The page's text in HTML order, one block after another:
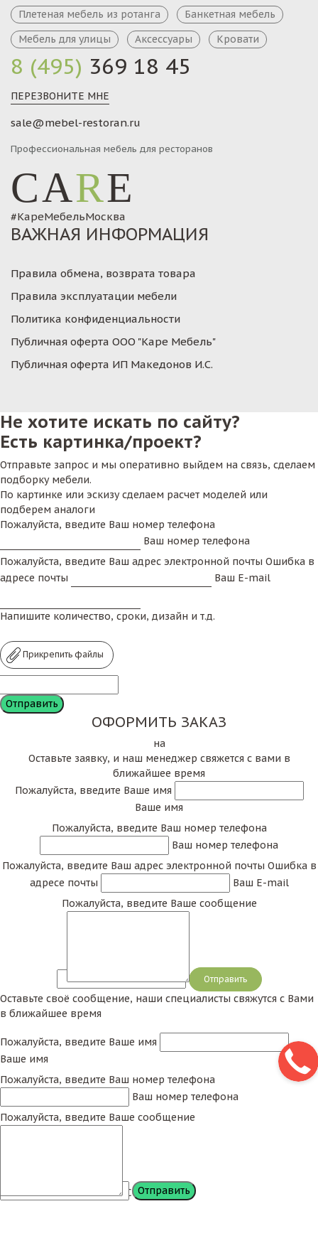
8 (495) 369 18 45
ПЕРЕЗВОНИТЕ МНЕ
sale@mebel-restoran.ru
Профессиональная мебель для ресторанов
CARE
#КареМебельМосква
Плетеная мебель из ротанга
Банкетная мебель
Мебель для улицы
Аксессуары Кровати
ВАЖНАЯ ИНФОРМАЦИЯ
Правила обмена, возврата товара
Правила эксплуатации мебели
Политика конфиденциальности
Публичная оферта ООО "Каре Мебель"
Публичная оферта ИП Македонов И.С.
Не хотите искать по сайту?
Есть картинка/проект?
Отправьте запрос и мы оперативно выйдем на связь, сделаем
подборку мебели.
По картинке или эскизу сделаем расчет моделей или
подберем аналоги
Пожалуйста, введите Ваш номер телефона
Ваш номер телефона
Пожалуйста, введите Ваш адрес электронной почты Ошибка в
адресе почты
Ваш E-mail
Напишите количество, сроки, дизайн и т.д.
Прикрепить файлы
ОФОРМИТЬ ЗАКАЗ
на
Оставьте заявку, и наш менеджер свяжется с вами в
ближайшее время
Пожалуйста, введите Ваше имя
Ваше имя
Пожалуйста, введите Ваш номер телефона
Ваш номер телефона
Пожалуйста, введите Ваш адрес электронной почты Ошибка в
адресе почты
Ваш E-mail
Пожалуйста, введите Ваше сообщение
Сообщение
Оставьте своё сообщение, наши специалисты свяжутся с Вами
в ближайшее время
Пожалуйста, введите Ваше имя
Ваше имя
Пожалуйста, введите Ваш номер телефона
Ваш номер телефона
Пожалуйста, введите Ваше сообщение
Сообщение